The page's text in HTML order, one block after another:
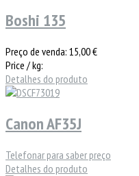
Boshi 135
Preço de venda: 15,00 €
Price / kg:
Detalhes do produto
Canon AF35J
Telefonar para saber preço
Detalhes do produto